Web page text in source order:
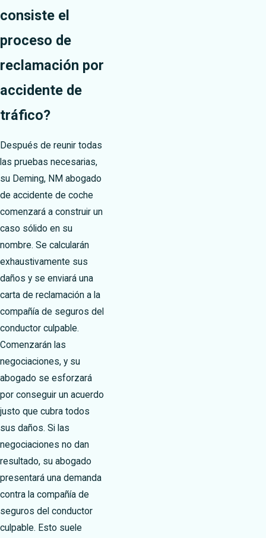
consiste el
proceso de
reclamación por
accidente de
tráfico?
Después de reunir todas
las pruebas necesarias,
su Deming, NM abogado
de accidente de coche
comenzará a construir un
caso sólido en su
nombre. Se calcularán
exhaustivamente sus
daños y se enviará una
carta de reclamación a la
compañía de seguros del
conductor culpable.
Comenzarán las
negociaciones, y su
abogado se esforzará
por conseguir un acuerdo
justo que cubra todos
sus daños. Si las
negociaciones no dan
resultado, su abogado
presentará una demanda
contra la compañía de
seguros del conductor
culpable. Esto suele